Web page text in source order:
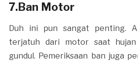
7.Ban Motor
Duh ini pun sangat penting.
terjatuh dari motor saat
gundul. Pemeriksaan ban juga